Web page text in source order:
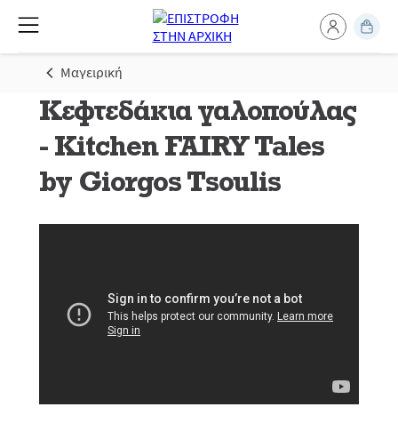
Μαγειρική
Κεφτεδάκια γαλοπούλας
- Kitchen FAIRY Tales
by Giorgos Tsoulis